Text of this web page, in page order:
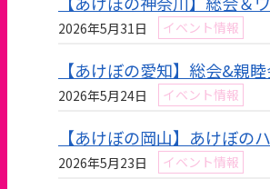
2026年5月31日 イベント情報
【あけぼの愛知】総会&親
2026年5月24日 イベント情報
【あけぼの岡山】あけぼの
2026年5月23日 イベント情報